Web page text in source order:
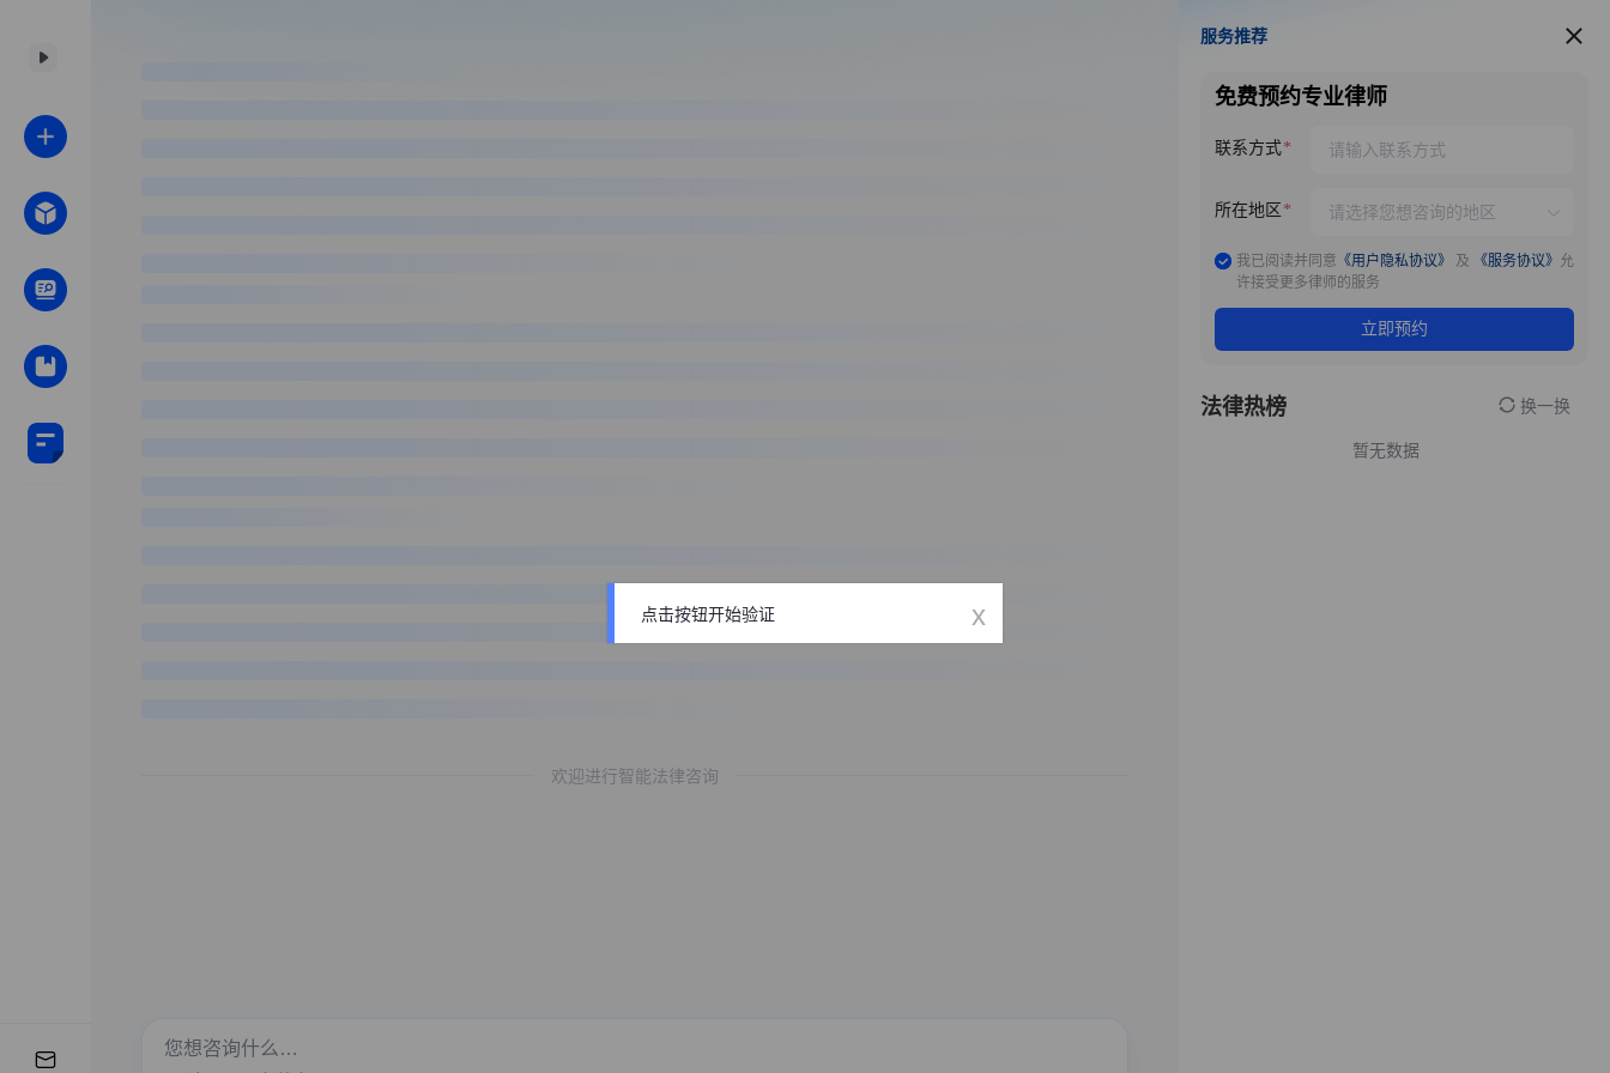
欢迎进行智能法律咨询
服务推荐
服务推荐
免费预约专业律师
联系方式
所在地区
我已阅读并同意 《用户隐私协议》 及 《服务协议》 允
许接受更多律师的服务
立即预约
法律热榜 换一换
暂无数据
点击按钮开始验证 x